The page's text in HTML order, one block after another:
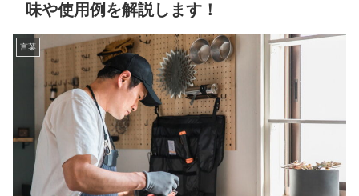
味や使用例を解説します！
言葉